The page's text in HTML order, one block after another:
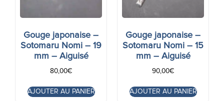
Gouge japonaise –
Sotomaru Nomi – 19
mm – Aiguisé
80,00€
AJOUTER AU PANIER
Gouge japonaise –
Sotomaru Nomi – 15
mm – Aiguisé
90,00€
AJOUTER AU PANIER